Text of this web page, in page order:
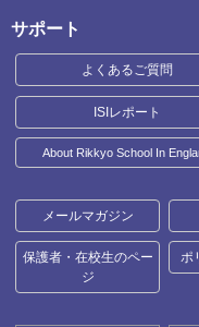
サポート
よくあるご質問
ISIレポート
About Rikkyo School In
メールマガジン
保護者・在校生のペー
ジ
ポ